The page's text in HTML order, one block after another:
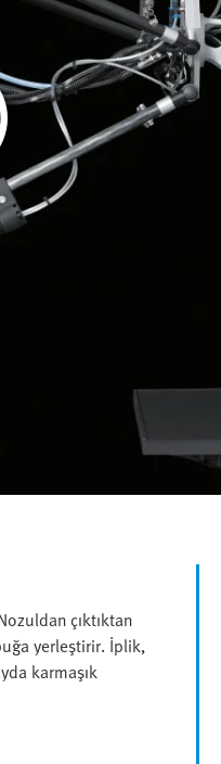
çıktıktan
yerleştirir. İplik,
karmaşık